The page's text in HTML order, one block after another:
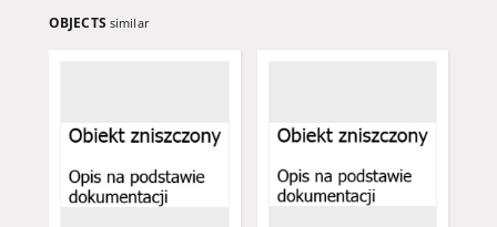
OBJECTS similar